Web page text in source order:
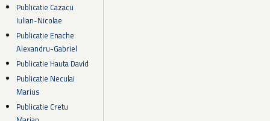
Publicatie Cazacu
Iulian-Nicolae
Publicatie Enache
Alexandru-Gabriel
Publicatie Hauta David
Publicatie Neculai
Marius
Publicatie Cretu